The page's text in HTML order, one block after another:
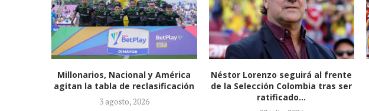
Néstor Lorenzo seguirá al frente
de la Selección Colombia tras ser
ratificado...
España, campeona del Mundial
2026: conquistó su segunda Copa
del Mundo